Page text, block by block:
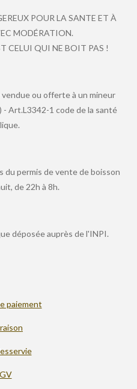
POUR LA SANTE ET À
MODÉRATION.
CELUI QUI NE BOIT PAS !
ou offerte à un mineur
- Art.L3342-1 code de la santé
permis de vente de boisson
de 22h à 8h.
déposée auprès de l'INPI.
paiement